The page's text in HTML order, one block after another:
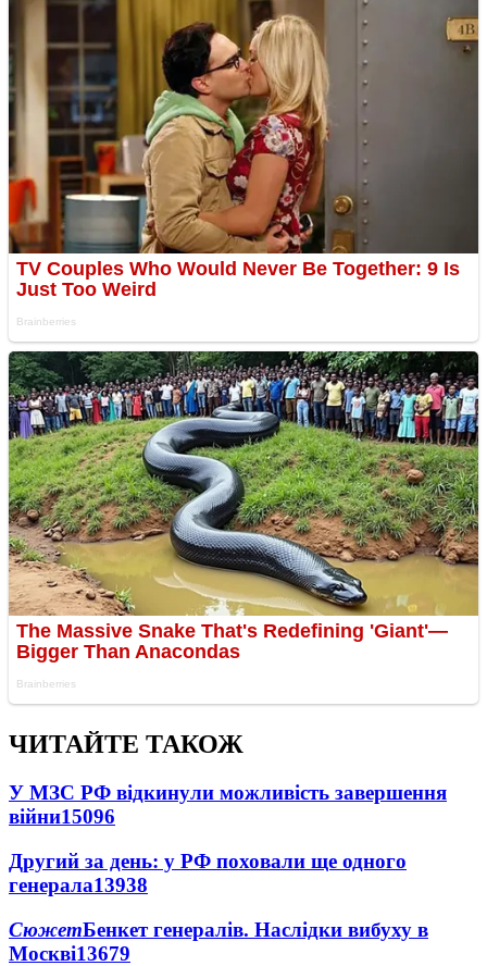
ЧИТАЙТЕ ТАКОЖ
У МЗС РФ відкинули можливість завершення
війни15096
Другий за день: у РФ поховали ще одного
генерала13938
СюжетБенкет генералів. Наслідки вибуху в
Москві13679